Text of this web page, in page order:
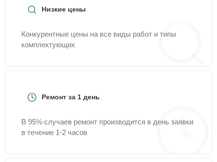
Низкие цены
Конкурентные цены на все виды работ и типы
комплектующих
Ремонт за 1 день
В 95% случаев ремонт производится в день заявки
в течение 1-2 часов